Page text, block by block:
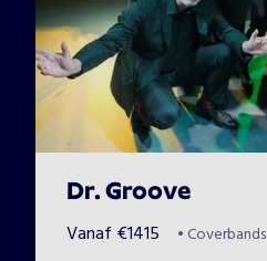
Dr. Groove
Vanaf €1415 • Coverbands